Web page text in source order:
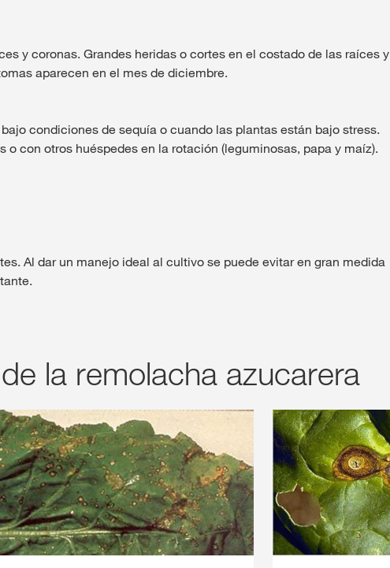
y coronas. Grandes heridas o cortes en el costado de las raíces y
aparecen en el mes de diciembre.
condiciones de sequía o cuando las plantas están bajo stress.
o con otros huéspedes en la rotación (leguminosas, papa y maíz).
Al dar un manejo ideal al cultivo se puede evitar en gran medida
la remolacha azucarera